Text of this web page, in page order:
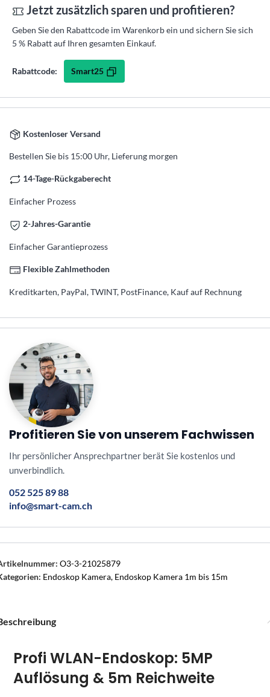
Jetzt zusätzlich sparen und profitieren?
Geben Sie den Rabattcode im Warenkorb ein und sichern Sie sich
5 % Rabatt auf Ihren gesamten Einkauf.
Rabattcode: Smart25
Kostenloser Versand
Bestellen Sie bis 15:00 Uhr, Lieferung morgen
14-Tage-Rückgaberecht
Einfacher Prozess
2-Jahres-Garantie
Einfacher Garantieprozess
Flexible Zahlmethoden
Kreditkarten, PayPal, TWINT, PostFinance, Kauf auf Rechnung
Profitieren Sie von unserem Fachwissen
Ihr persönlicher Ansprechpartner berät Sie kostenlos und
unverbindlich.
052 525 89 88
info@smart-cam.ch
O3-3-21025879
Endoskop Kamera, Endoskop Kamera 1m bis 15m
Profi WLAN-Endoskop: 5MP
Auflösung & 5m Reichweite